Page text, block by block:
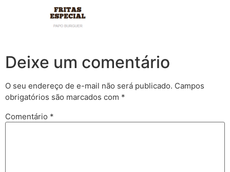
Deixe um comentário
O seu endereço de e-mail não será publicado. Campos
obrigatórios são marcados com *
Comentário *